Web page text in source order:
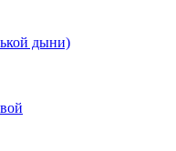
дыни)